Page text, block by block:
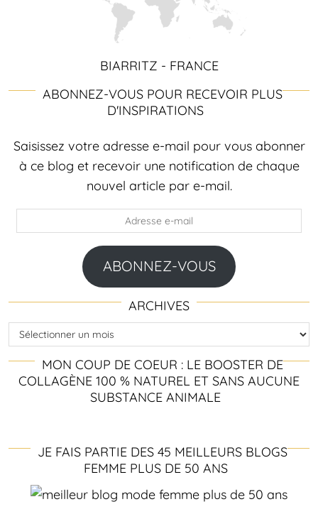
BIARRITZ - FRANCE
ABONNEZ-VOUS POUR RECEVOIR PLUS
D'INSPIRATIONS
Saisissez votre adresse e-mail pour vous abonner
à ce blog et recevoir une notification de chaque
nouvel article par e-mail.
e-
ABONNEZ-VOUS
ARCHIVES
Archives
MON COUP DE COEUR : LE BOOSTER DE
COLLAGÈNE 100 % NATUREL ET SANS AUCUNE
SUBSTANCE ANIMALE
JE FAIS PARTIE DES 45 MEILLEURS BLOGS
FEMME PLUS DE 50 ANS